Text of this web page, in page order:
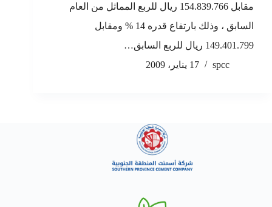
مقابل 154.839.766 ريال للربع المماثل من العام
السابق ، وذلك بارتفاع قدره 14 % ومقابل
149.401.799 ريال للربع السابق…
spcc
17 يناير، 2009